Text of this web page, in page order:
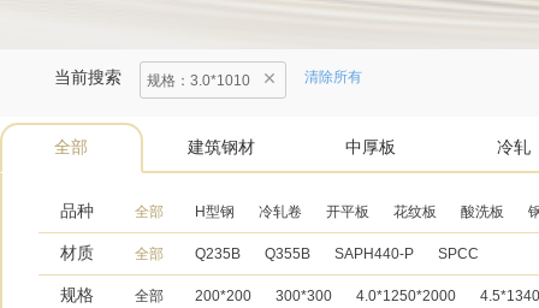
当前搜索 规格 ： 3.0*1010 清除所有
全部 建筑钢材 中厚板 冷轧
品种 全部 H型钢 冷轧卷 开平板 花纹板 酸洗板
材质 全部 Q235B Q355B SAPH440-P SPCC
规格 全部 200*200 300*300 4.0*1250*2000